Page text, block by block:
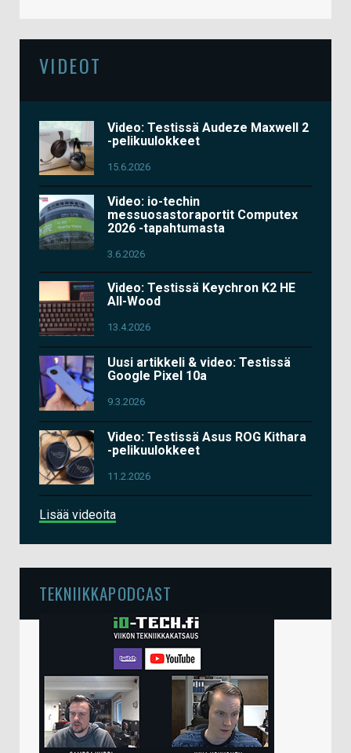
VIDEOT
Video: Testissä Audeze Maxwell 2
-pelikuulokkeet
15.6.2026
Video: io-techin
messuosastoraportit Computex
2026 -tapahtumasta
3.6.2026
Video: Testissä Keychron K2 HE
All-Wood
13.4.2026
Uusi artikkeli & video: Testissä
Google Pixel 10a
9.3.2026
Video: Testissä Asus ROG Kithara
-pelikuulokkeet
11.2.2026
Lisää videoita
TEKNIIKKAPODCAST